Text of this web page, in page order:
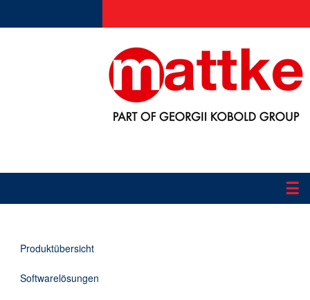
☰
Applikationen
Informationen
Produktübersicht
Softwarelösungen